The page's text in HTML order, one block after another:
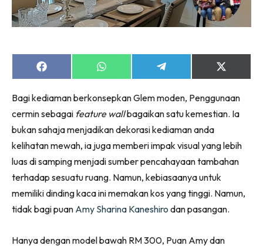
Make Over
Bilik Air
Ruang Makan
Ruang Tamu
Menarik Lagi
Casa Impiana
Impiana Makeover
Makeover Ruang Selebriti
Destinasi
Hotel
Kafe
Share
on
Share
on
Share
on
Share
on
(Twitter)
Bagi kediaman berkonsepkan Glem moden, Penggunaan
cermin sebagai feature wallbagaikan satu kemestian. Ia
bukan sahaja menjadikan dekorasi kediaman anda
kelihatan mewah, ia juga memberi impak visual yang lebih
luas di samping menjadi sumber pencahayaan tambahan
terhadap sesuatu ruang. Namun, kebiasaanya untuk
memiliki dinding kaca ini memakan kos yang tinggi. Namun,
tidak bagi puan Amy Sharina Kaneshiro dan pasangan.
Hanya dengan model bawah RM 300, Puan Amy dan